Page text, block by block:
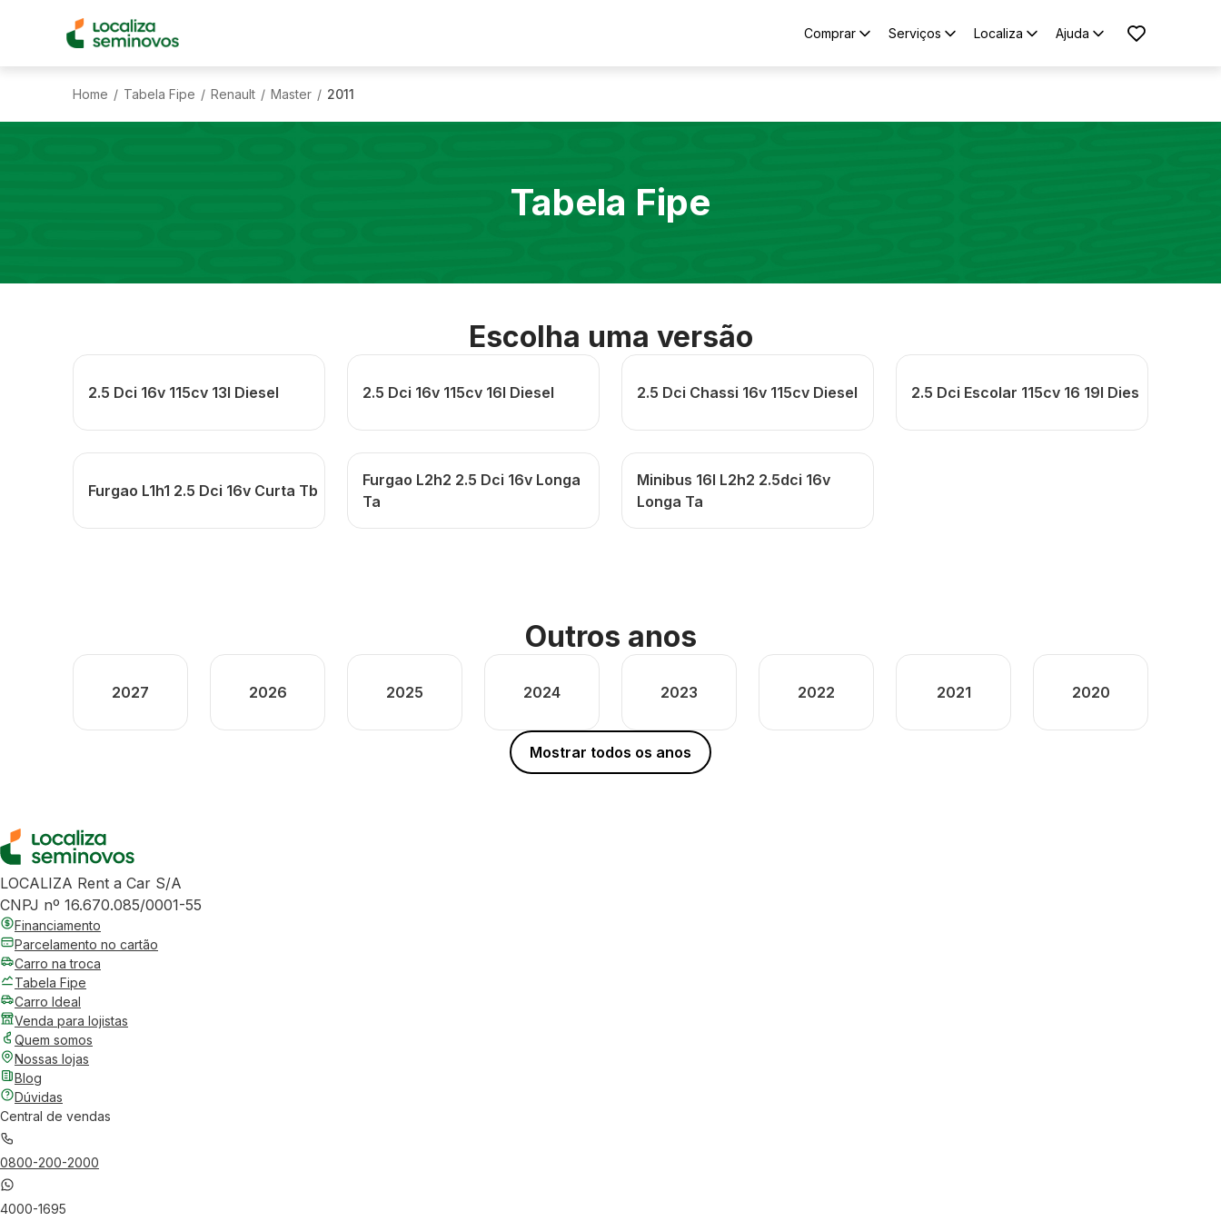
Comprar Serviços Localiza Ajuda
Home / Tabela Fipe / Renault / Master / 2011
Tabela Fipe
Escolha uma versão
2.5 Dci 16v 115cv 13l Diesel 2.5 Dci 16v 115cv 16l Diesel 2.5 Dci Chassi 16v 115cv Diesel 2.5 Dci Escolar 115cv 16 19l Dies
Furgao L1h1 2.5 Dci 16v Curta Tb
Furgao L2h2 2.5 Dci 16v Longa
Ta
Minibus 16l L2h2 2.5dci 16v
Longa Ta
Outros anos
2027 2026 2025 2024 2023 2022 2021 2020
Mostrar todos os anos
LOCALIZA Rent a Car S/A
CNPJ nº 16.670.085/0001-55
Financiamento
Parcelamento no cartão
Carro na troca
Tabela Fipe
Carro Ideal
Venda para lojistas
Quem somos
Nossas lojas
Blog
Dúvidas
Central de vendas
0800-200-2000
4000-1695